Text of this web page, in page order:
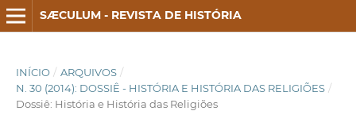
SÆCULUM - REVISTA DE HISTÓRIA
INÍCIO / ARQUIVOS /
N. 30 (2014): DOSSIÊ - HISTÓRIA E HISTÓRIA DAS RELIGIÕES /
Dossiê: História e História das Religiões